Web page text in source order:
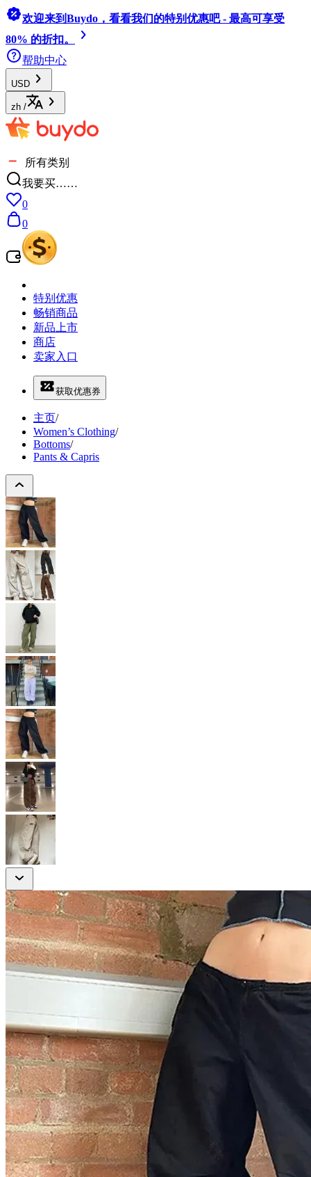
欢迎来到Buydo，看看我们的特别优惠吧 - 最高可享受
80% 的折扣。
帮助中心
USD
zh /
所有类别
我要买……
0
0
特别优惠
畅销商品
新品上市
商店
卖家入口
获取优惠券
主页/
Women’s Clothing/
Bottoms/
Pants & Capris